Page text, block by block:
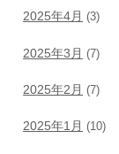
2025年4月 (3)
2025年3月 (7)
2025年2月 (7)
2025年1月 (10)